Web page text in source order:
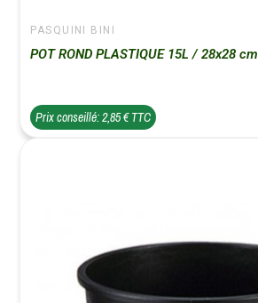
PASQUINI BINI
POT ROND PLASTIQUE 15L / 28x28 cm
Prix conseillé: 2,85 € TTC